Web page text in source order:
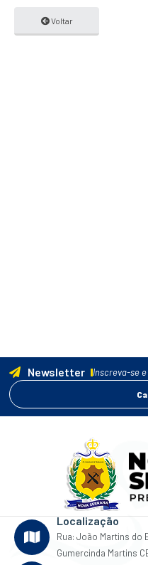
Voltar
Newsletter Inscreva-se
Localização
Rua: João Martins do
Gumercinda Martins